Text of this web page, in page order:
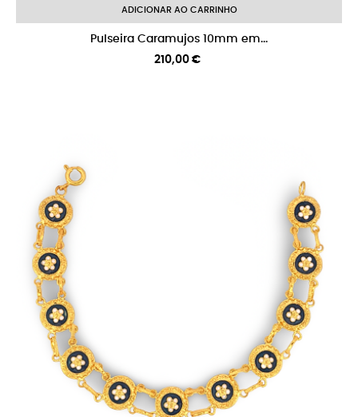
ADICIONAR AO CARRINHO
Pulseira Caramujos 10mm em...
Preço
210,00 €